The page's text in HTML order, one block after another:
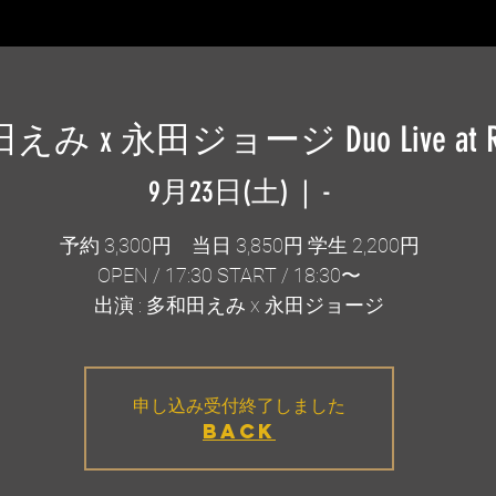
み x 永田ジョージ Duo Live at
9月23日(土)
  |
-
予約 3,300円 当日 3,850円 学生 2,200円
OPEN / 17:30 START / 18:30〜
出演 : 多和田えみ x 永田ジョージ
申し込み受付終了しました
BACK